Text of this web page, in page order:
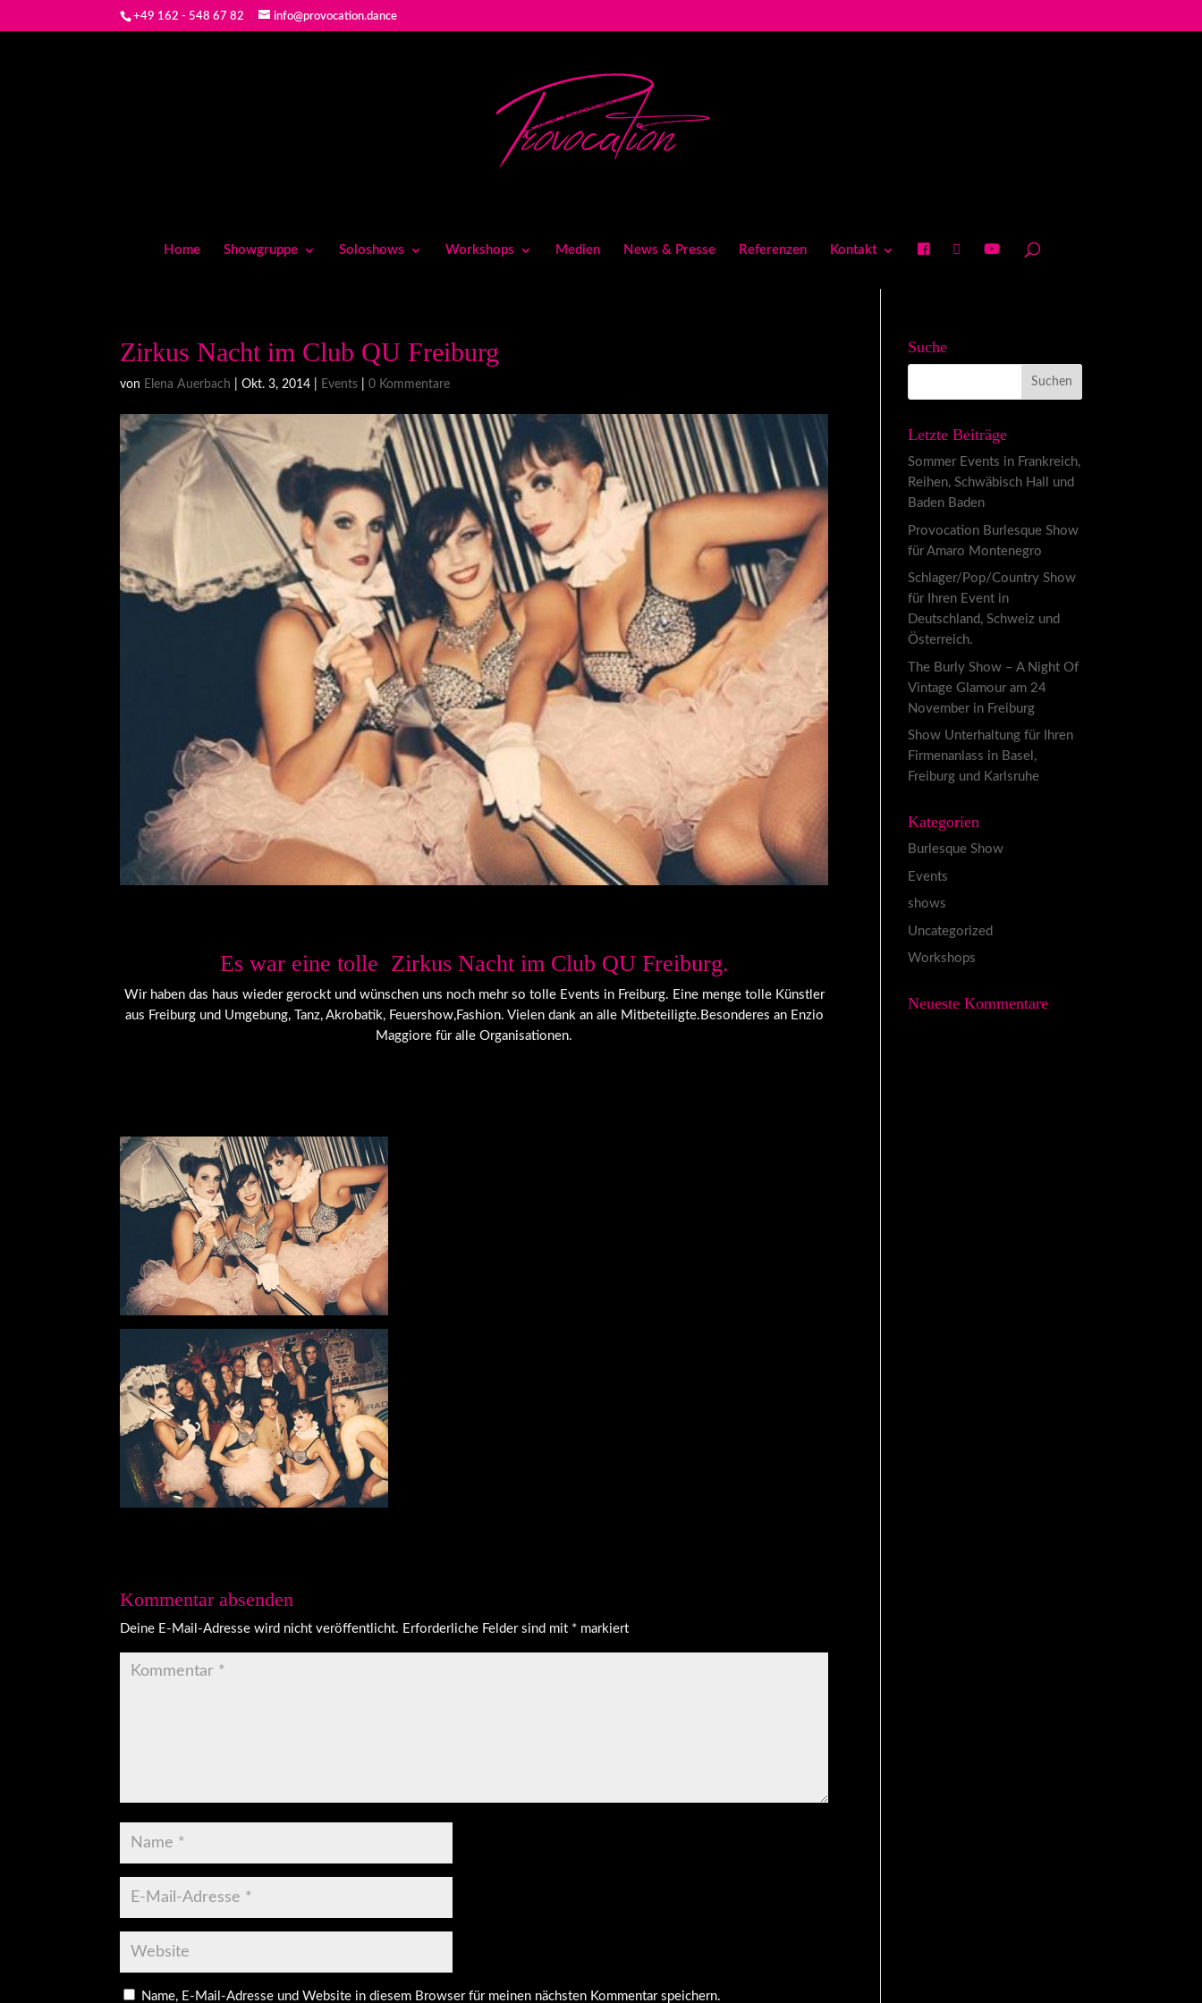
+49 162 - 548 67 82 info@provocation.dance
Home Showgruppe Soloshows Workshops Medien News & Presse Referenzen Kontakt
Zirkus Nacht im Club QU Freiburg
von Elena Auerbach |Okt. 3, 2014 Events |0 Kommentare
Es war eine tolle Zirkus Nacht im Club QU Freiburg.
Wir haben das haus wieder gerockt und wünschen uns noch mehr so tolle Events in Freiburg. Eine menge tolle Künstler
aus Freiburg und Umgebung, Tanz, Akrobatik, Feuershow,Fashion. Vielen dank an alle Mitbeteiligte.Besonderes an Enzio
Maggiore für alle Organisationen.
Kommentar absenden
Deine E-Mail-Adresse wird nicht veröffentlicht. Erforderliche Felder sind mit * markiert
Name, E-Mail-Adresse und Website in diesem Browser für meinen nächsten Kommentar speichern.
Suche
Letzte Beiträge
Sommer Events in Frankreich,
Reihen, Schwäbisch Hall und
Baden Baden
Provocation Burlesque Show
für Amaro Montenegro
Schlager/Pop/Country Show
für Ihren Event in
Deutschland, Schweiz und
Österreich.
The Burly Show – A Night Of
Vintage Glamour am 24
November in Freiburg
Show Unterhaltung für Ihren
Firmenanlass in Basel,
Freiburg und Karlsruhe
Kategorien
Burlesque Show
Events
shows
Uncategorized
Workshops
Neueste Kommentare